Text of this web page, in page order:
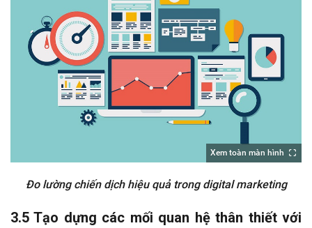
Xem toàn màn hình
Đo lường chiến dịch hiệu quả trong digital marketing
3.5 Tạo dựng các mối quan hệ thân thiết với